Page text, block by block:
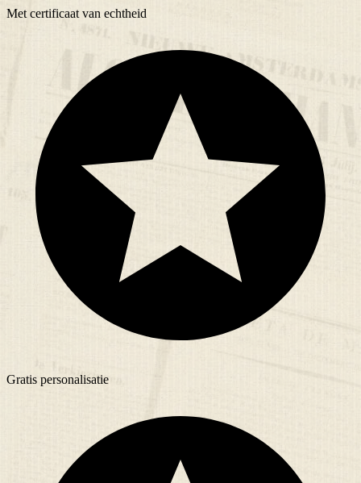
Met certificaat van echtheid
Gratis personalisatie